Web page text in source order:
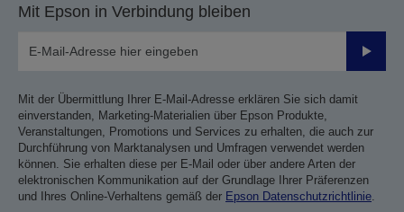
Mit Epson in Verbindung bleiben
Mit der Übermittlung Ihrer E-Mail-Adresse erklären Sie sich damit
einverstanden, Marketing-Materialien über Epson Produkte,
Veranstaltungen, Promotions und Services zu erhalten, die auch zur
Durchführung von Marktanalysen und Umfragen verwendet werden
können. Sie erhalten diese per E-Mail oder über andere Arten der
elektronischen Kommunikation auf der Grundlage Ihrer Präferenzen
und Ihres Online-Verhaltens gemäß der Epson Datenschutzrichtlinie.